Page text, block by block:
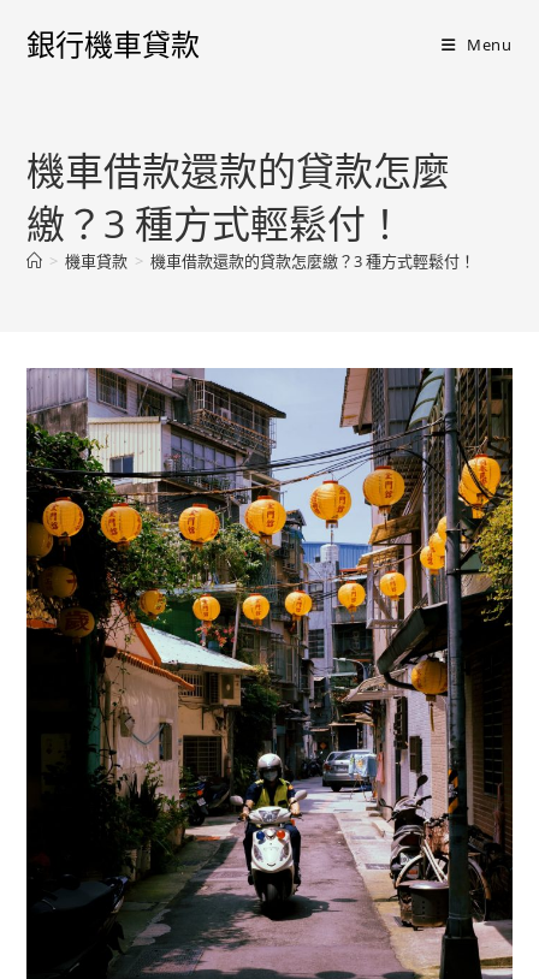
銀行機車貸款 Menu
機車借款還款的貸款怎麼
繳？3 種方式輕鬆付！
> 機車貸款 > 機車借款還款的貸款怎麼繳？3 種方式輕鬆付！